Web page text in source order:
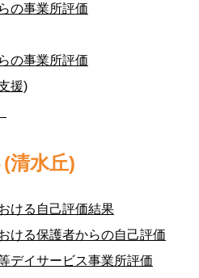
の事業所評価
の事業所評価
援)
清水丘)
ける自己評価結果
ける保護者からの自己評価
デイサービス事業所評価